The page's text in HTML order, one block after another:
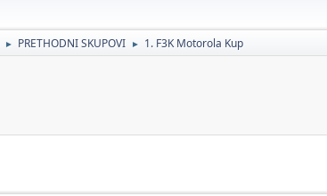
► PRETHODNI SKUPOVI ► 1. F3K Motorola Kup